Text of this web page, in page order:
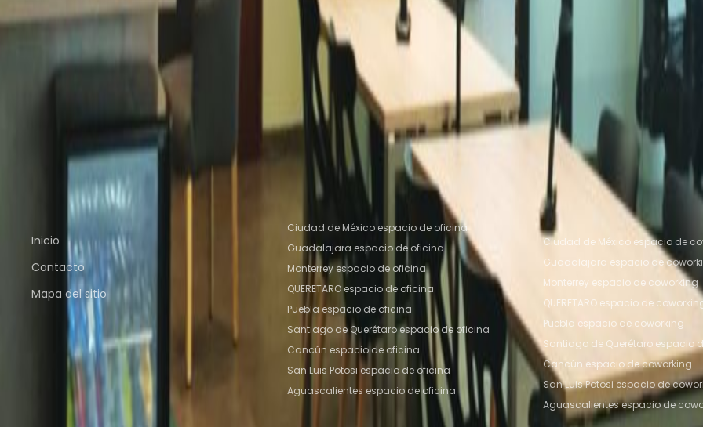
Oficinas cercanas
Espacio De Oficina Colonia Juarez Espacio De Oficina Ciudad de
Espacio De Oficina Ciudad de MéxicoEspacio De Oficina Toluca
Espacio De Oficina Ciudad
Oficina Puebla
Espacio De Oficina Querétaro Espacio De Oficina QUERETARO
Espacio de coworking cercano
Espacio De Coworking TlalnepantlaEspacio De Coworking Colonia JuarezEspacio De Coworking
Naucalpan de Juarez
Espacio De Coworking Ciudad de MéxicoEspacio De Coworking Toluca
Coworking Toluca
Espacio De Coworking Puebla Espacio De Coworking Querétaro Espacio De
Enlaces rápidos
Inicio
Contacto
Mapa del sitio
Ubicaciones de oficinas populares
Ciudad de México espacio de oficina
Guadalajara espacio de oficina
Monterrey espacio de oficina
QUERETARO espacio de oficina
Puebla espacio de oficina
Santiago de Querétaro espacio de oficina
Cancún espacio de oficina
San Luis Potosi espacio de oficina
Aguascalientes espacio de oficina
Ubicaciones de espacio
populares
Ciudad de México espacio de
Guadalajara espacio de
Monterrey espacio de coworking
QUERETARO espacio de
Puebla espacio de coworking
Santiago de Querétaro espacio
Cancún espacio de coworking
San Luis Potosi espacio de
Aguascalientes espacio de